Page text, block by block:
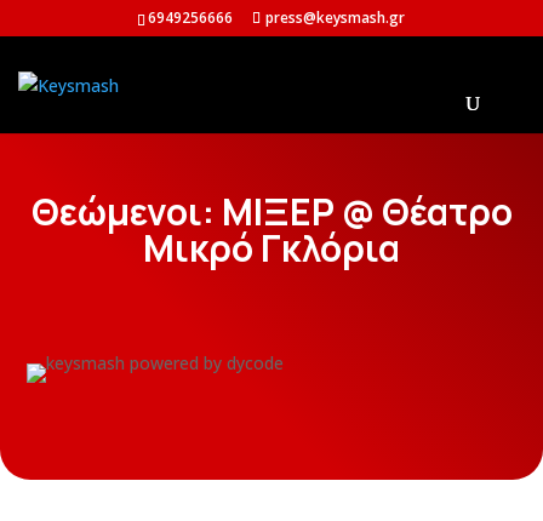
6949256666 press@keysmash.gr
Θεώμενοι: ΜΙΞΕΡ @ Θέατρο
Μικρό Γκλόρια